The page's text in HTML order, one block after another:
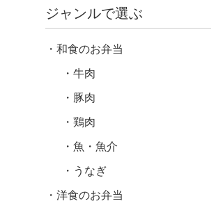
ジャンルで選ぶ
和食のお弁当
牛肉
豚肉
鶏肉
魚・魚介
うなぎ
洋食のお弁当